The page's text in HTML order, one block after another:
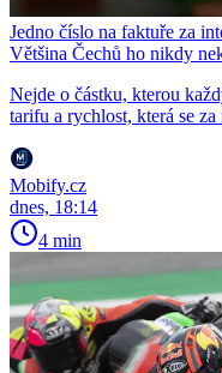
Jedno číslo na faktuře za
Většina Čechů ho nikdy
Nejde o částku, kterou
tarifu a rychlost, která se
Mobify.cz
dnes, 18:14
4 min